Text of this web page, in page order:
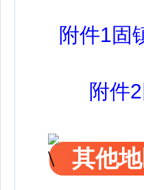
附件1固
附件2同
其他